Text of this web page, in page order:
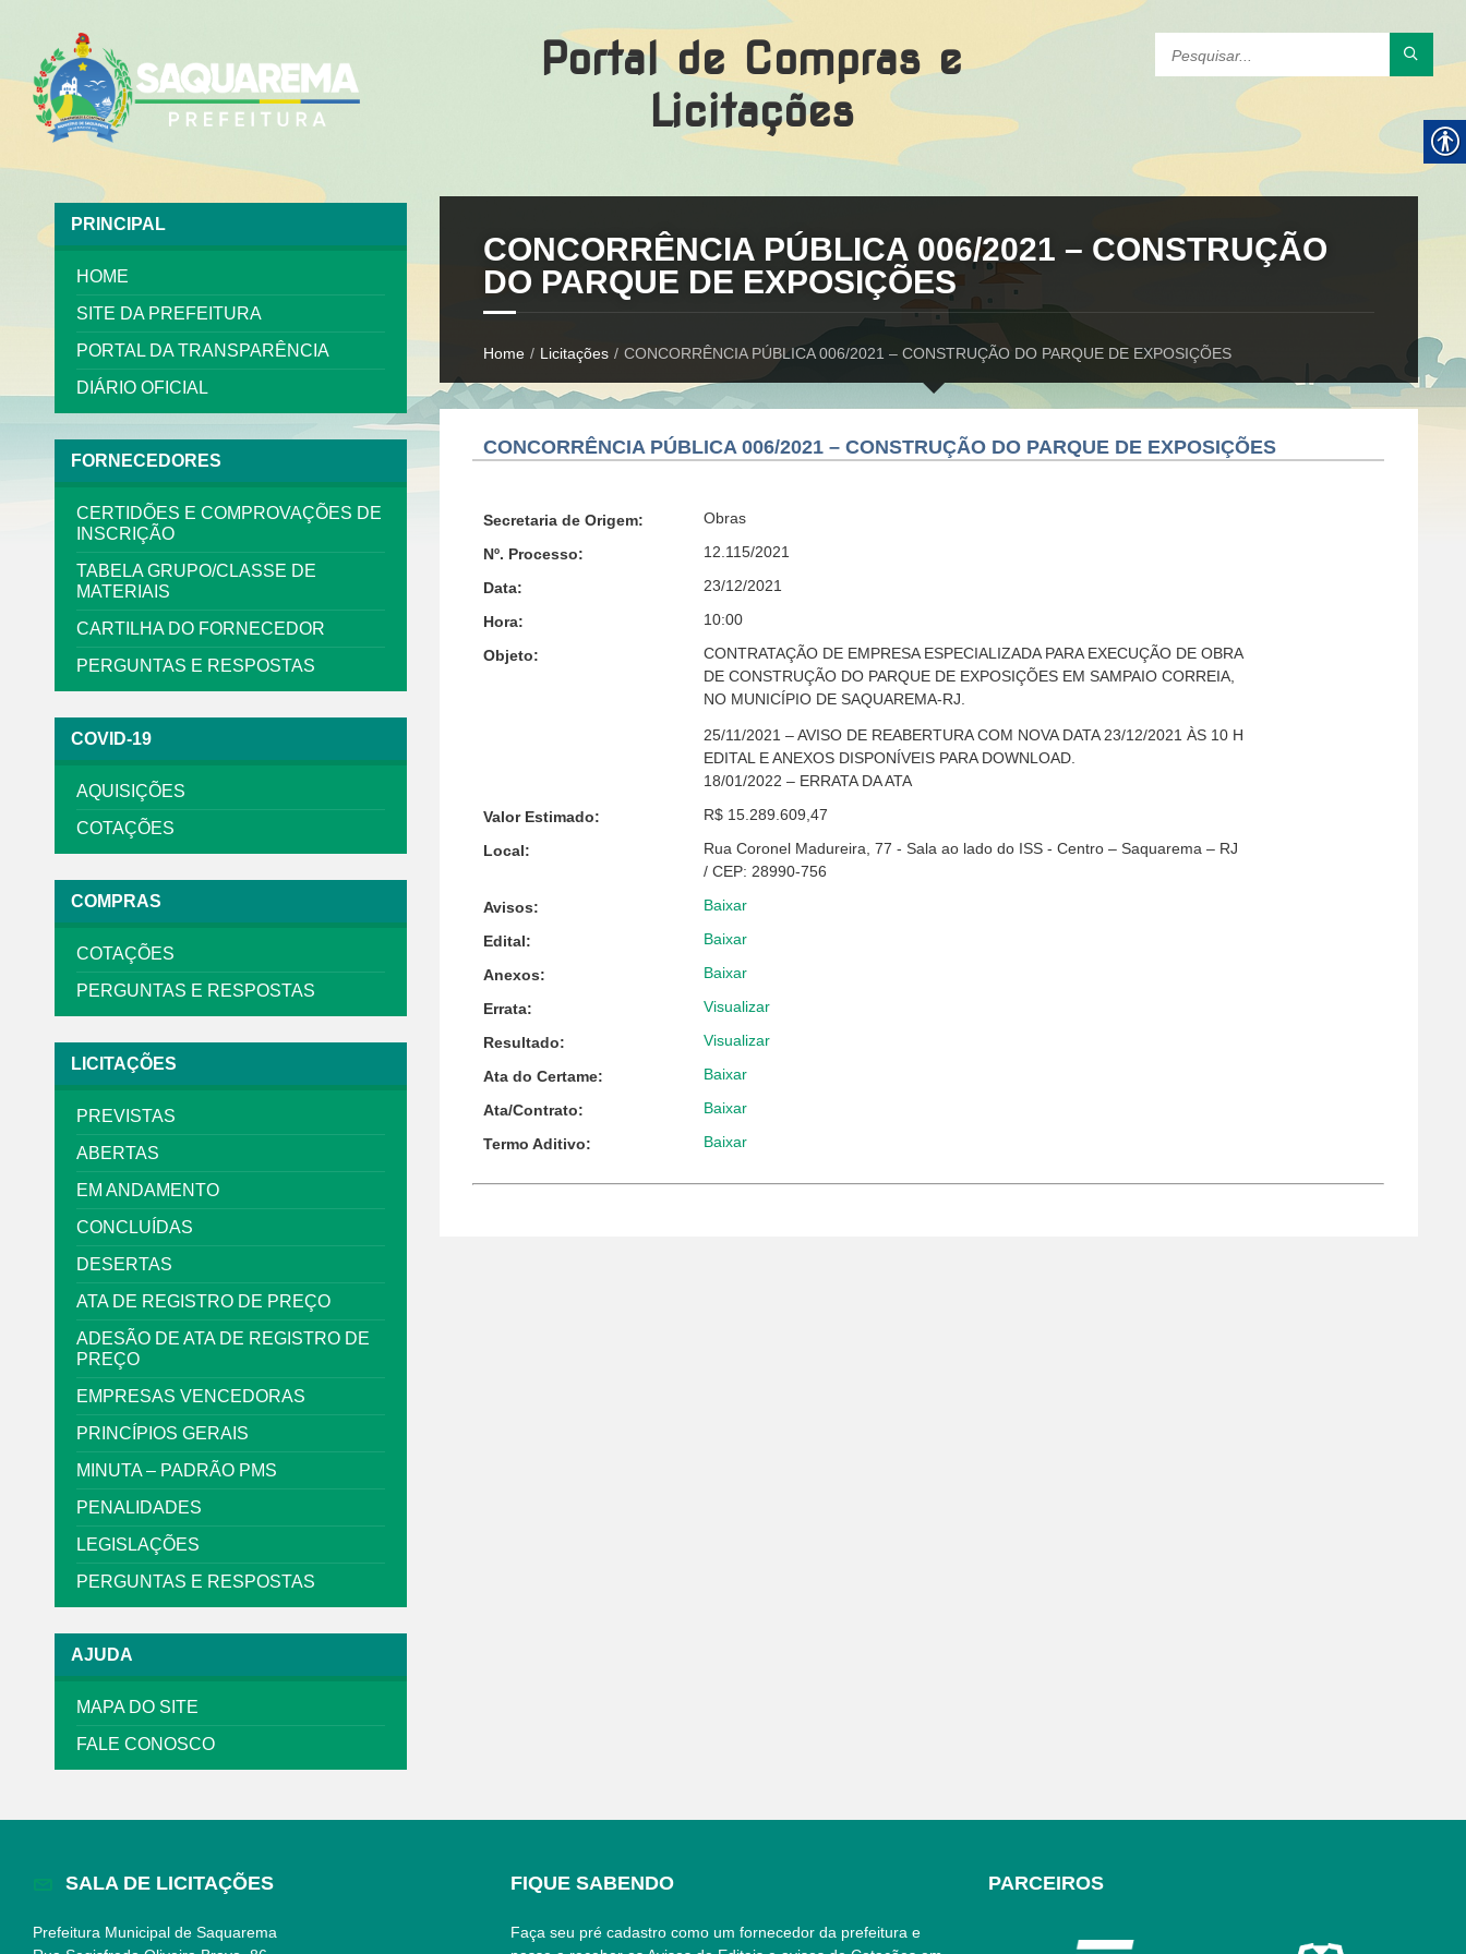
Portal de Compras e
Licitações
PRINCIPAL
HOME
SITE DA PREFEITURA
PORTAL DA TRANSPARÊNCIA
DIÁRIO OFICIAL
FORNECEDORES
CERTIDÕES E COMPROVAÇÕES DE
INSCRIÇÃO
TABELA GRUPO/CLASSE DE
MATERIAIS
CARTILHA DO FORNECEDOR
PERGUNTAS E RESPOSTAS
COVID-19
AQUISIÇÕES
COTAÇÕES
COMPRAS
COTAÇÕES
PERGUNTAS E RESPOSTAS
LICITAÇÕES
PREVISTAS
ABERTAS
EM ANDAMENTO
CONCLUÍDAS
DESERTAS
ATA DE REGISTRO DE PREÇO
ADESÃO DE ATA DE REGISTRO DE
PREÇO
EMPRESAS VENCEDORAS
PRINCÍPIOS GERAIS
MINUTA – PADRÃO PMS
PENALIDADES
LEGISLAÇÕES
PERGUNTAS E RESPOSTAS
AJUDA
MAPA DO SITE
FALE CONOSCO
CONCORRÊNCIA PÚBLICA 006/2021 – CONSTRUÇÃO
DO PARQUE DE EXPOSIÇÕES
Home / Licitações / CONCORRÊNCIA PÚBLICA 006/2021 – CONSTRUÇÃO DO PARQUE DE EXPOSIÇÕES
CONCORRÊNCIA PÚBLICA 006/2021 – CONSTRUÇÃO DO PARQUE DE EXPOSIÇÕES
Secretaria de Origem: Obras
Nº. Processo: 12.115/2021
Data: 23/12/2021
Hora: 10:00
Objeto:
CONTRATAÇÃO DE EMPRESA ESPECIALIZADA PARA EXECUÇÃO DE OBRA
DE CONSTRUÇÃO DO PARQUE DE EXPOSIÇÕES EM SAMPAIO CORREIA,
NO MUNICÍPIO DE SAQUAREMA-RJ.
25/11/2021 – AVISO DE REABERTURA COM NOVA DATA 23/12/2021 ÀS 10 H
EDITAL E ANEXOS DISPONÍVEIS PARA DOWNLOAD.
18/01/2022 – ERRATA DA ATA
Valor Estimado: R$ 15.289.609,47
Local:
Rua Coronel Madureira, 77 - Sala ao lado do ISS - Centro – Saquarema – RJ
/ CEP: 28990-756
Avisos: Baixar
Edital: Baixar
Anexos: Baixar
Errata: Visualizar
Resultado: Visualizar
Ata do Certame: Baixar
Ata/Contrato: Baixar
Termo Aditivo: Baixar
SALA DE LICITAÇÕES
Prefeitura Municipal de Saquarema
FIQUE SABENDO
Faça seu pré cadastro como um fornecedor da prefeitura e
PARCEIROS